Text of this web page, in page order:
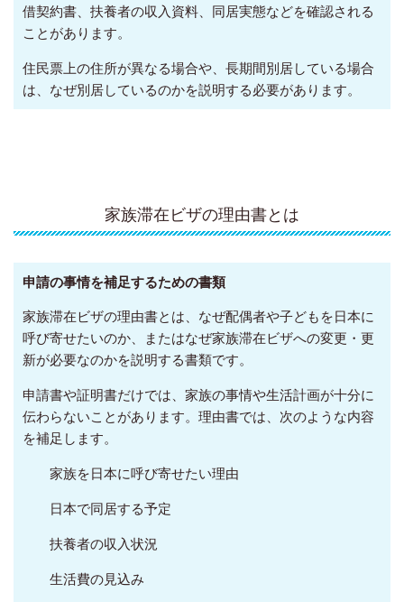
借契約書、扶養者の収入資料、同居実態などを確認される
ことがあります。
住民票上の住所が異なる場合や、長期間別居している場合
は、なぜ別居しているのかを説明する必要があります。
家族滞在ビザの理由書とは
申請の事情を補足するための書類
家族滞在ビザの理由書とは、なぜ配偶者や子どもを日本に
呼び寄せたいのか、またはなぜ家族滞在ビザへの変更・更
新が必要なのかを説明する書類です。
申請書や証明書だけでは、家族の事情や生活計画が十分に
伝わらないことがあります。理由書では、次のような内容
を補足します。
家族を日本に呼び寄せたい理由
日本で同居する予定
扶養者の収入状況
生活費の見込み